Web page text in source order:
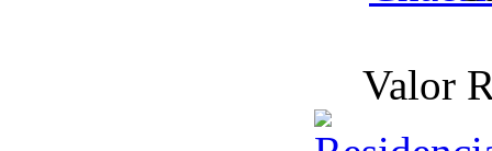
Valor